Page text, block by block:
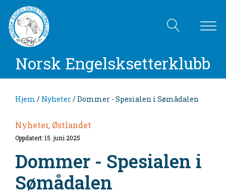
Norsk Engelsksetterklubb
Hjem / Nyheter/ Dommer - Spesialen i Sømådalen
Nyheter, Østlandet
Oppdatert: 15. juni 2025
Dommer - Spesialen i
Sømådalen